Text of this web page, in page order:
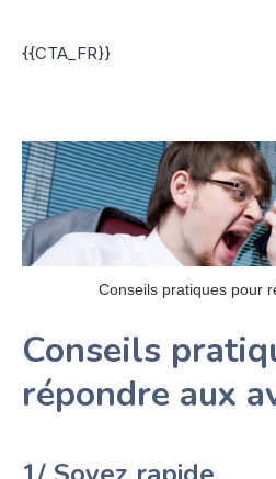
{{CTA_FR}}
Conseils pratiques pour
Conseils
répondre aux